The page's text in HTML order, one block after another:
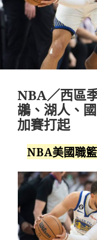
NBA／西區
鶘、湖人、
加賽打起
NBA美國職